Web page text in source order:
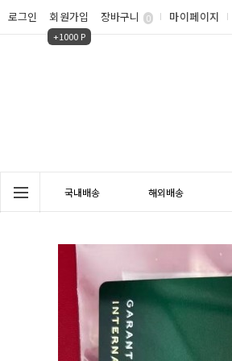
로그인 회원가입
+1000 P
장바구니 0 마이페이지
국내배송 해외배송